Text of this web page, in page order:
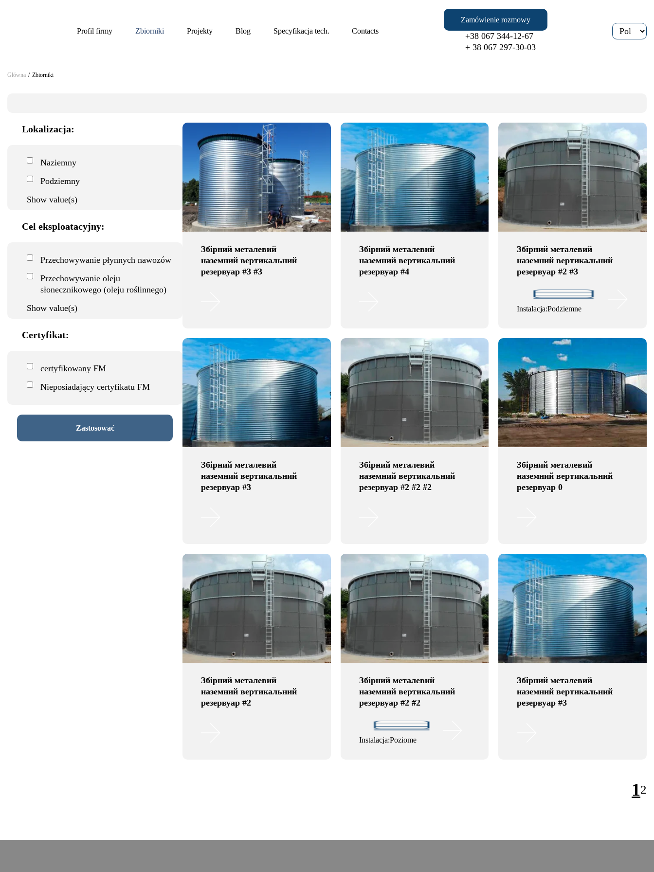
Profil firmy Zbiorniki Projekty Blog Specyfikacja tech. Contacts
+38 067 344-12-67
+ 38 067 297-30-03
Zamówienie rozmowy
Główna / Zbiorniki
Lokalizacja:
Naziemny
Podziemny
Show value(s)
Cel eksploatacyjny:
Przechowywanie płynnych nawozów
Przechowywanie oleju
słonecznikowego (oleju roślinnego)
Show value(s)
Certyfikat:
certyfikowany FM
Nieposiadający certyfikatu FM
Zastosować
Збірний металевий
наземний вертикальний
резервуар #3 #3
Збірний металевий
наземний вертикальний
резервуар #4
Збірний металевий
наземний вертикальний
резервуар #2 #3
Instalacja:Podziemne
Збірний металевий
наземний вертикальний
резервуар #3
Збірний металевий
наземний вертикальний
резервуар #2 #2 #2
Збірний металевий
наземний вертикальний
резервуар 0
Збірний металевий
наземний вертикальний
резервуар #2
Збірний металевий
наземний вертикальний
резервуар #2 #2
Instalacja:Poziome
Збірний металевий
наземний вертикальний
резервуар #3
12